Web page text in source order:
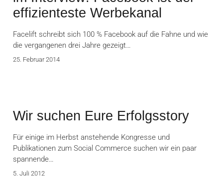
effizienteste Werbekanal
Facelift schreibt sich 100 % Facebook auf die Fahne und wie
die vergangenen drei Jahre gezeigt…
25. Februar 2014
Wir suchen Eure Erfolgsstory
Für einige im Herbst anstehende Kongresse und
Publikationen zum Social Commerce suchen wir ein paar
spannende…
5. Juli 2012